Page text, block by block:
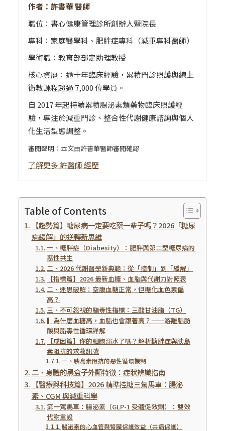
作者：許書華 醫師
職位：書心健康管理診所創辦人暨院長
專科：家庭醫學科、肥胖症專科（減重專科醫師）
學術職：教育部部定助理教授
核心資歷：逾十年臨床經驗，累積門診照護與線上
衛教課程超過 7,000 位學員。
自 2017 年起持續累積腸泌素類藥物臨床照護經
驗，專注於減重門診、整合性代謝健康諮詢與個人
化生活型態調整。
審閱聲明：本文由許書華醫師審閱確認
了解更多 許醫師 經歷
Table of Contents
【趨勢篇】糖尿病一定要吃藥一輩子嗎？2026「糖尿
病緩解」的逆轉新思維
一、糖胖症（Diabesity）：肥胖與第二型糖尿病的
惡性共生
二、2026 代謝醫學新典範：從「控制」到「緩解」
【指標篇】2026 最新血糖、血脂與代謝力對照表
二、迷思破解：空腹血糖正常，但糖化血色素偏
高？
三、不可忽視的脂毒性指標：三酸甘油脂（TG）
▍為什麼血糖高，血脂也會跟著高？——游離脂肪
酸與脂毒性循環詳解
【成因篇】你的細胞溺水了嗎？解析糖胖症與胰島
素阻抗的求救訊號
一、胰島素阻抗的惡性循環機制
二、身體的黑盒子外顯特徵：症狀辨識指南
【醫療與科技篇】2026 精準控糖三駕馬車：腸泌
素、CGM 與減重科學
第一駕馬車：腸泌素（GLP-1 受體促效劑）：雙效
代謝重設
腸泌素的心血管與腎臟保護效益（共病保護）